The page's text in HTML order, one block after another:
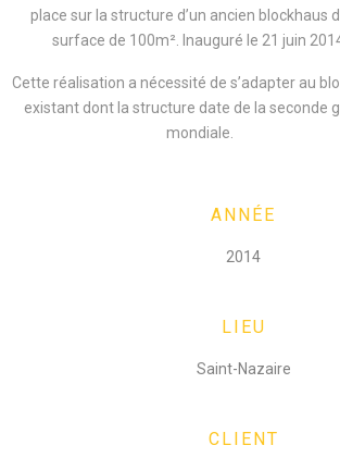
place sur la structure d’un ancien blockhaus
surface de 100m². Inauguré le 21 juin
Cette réalisation a nécessité de s’adapter au
existant dont la structure date de la seconde
mondiale.
ANNÉE
2014
LIEU
Saint-Nazaire
CLIENT